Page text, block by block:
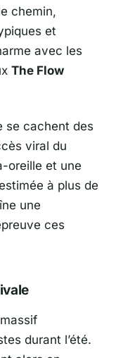
chemin,
et
avec les
The Flow
se cachent des
viral du
oreille et une
à plus de
une
ces
durant l’été.